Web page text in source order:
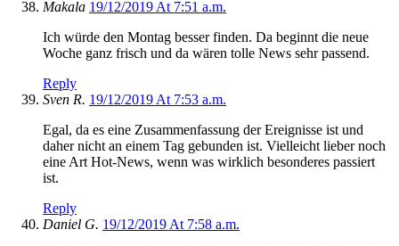
Makala 19/12/2019 At 7:51 a.m.
Ich würde den Montag besser finden. Da beginnt die neue
Woche ganz frisch und da wären tolle News sehr passend.
Reply
Sven R. 19/12/2019 At 7:53 a.m.
Egal, da es eine Zusammenfassung der Ereignisse ist und
daher nicht an einem Tag gebunden ist. Vielleicht lieber noch
eine Art Hot-News, wenn was wirklich besonderes passiert
ist.
Reply
Daniel G. 19/12/2019 At 7:58 a.m.